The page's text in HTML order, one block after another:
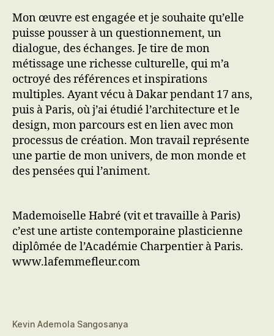
Mon œuvre est engagée et je souhaite qu’elle
puisse pousser à un questionnement, un
dialogue, des échanges. Je tire de mon
métissage une richesse culturelle, qui m’a
octroyé des références et inspirations
multiples. Ayant vécu à Dakar pendant 17 ans,
puis à Paris, où j’ai étudié l’architecture et le
design, mon parcours est en lien avec mon
processus de création. Mon travail représente
une partie de mon univers, de mon monde et
des pensées qui l’animent.
Mademoiselle Habré (vit et travaille à Paris)
c’est une artiste contemporaine plasticienne
diplômée de l’Académie Charpentier à Paris.
www.lafemmefleur.com
Kevin Ademola Sangosanya